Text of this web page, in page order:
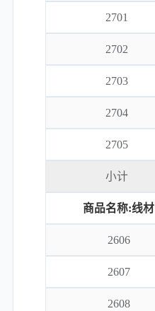
2701
2702
2703
2704
2705
小计
商品名称:线材
2606
2607
2608